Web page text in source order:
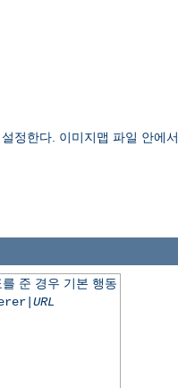
정한다. 이미지맵 파일 안에서
준 경우 기본 행동
URL